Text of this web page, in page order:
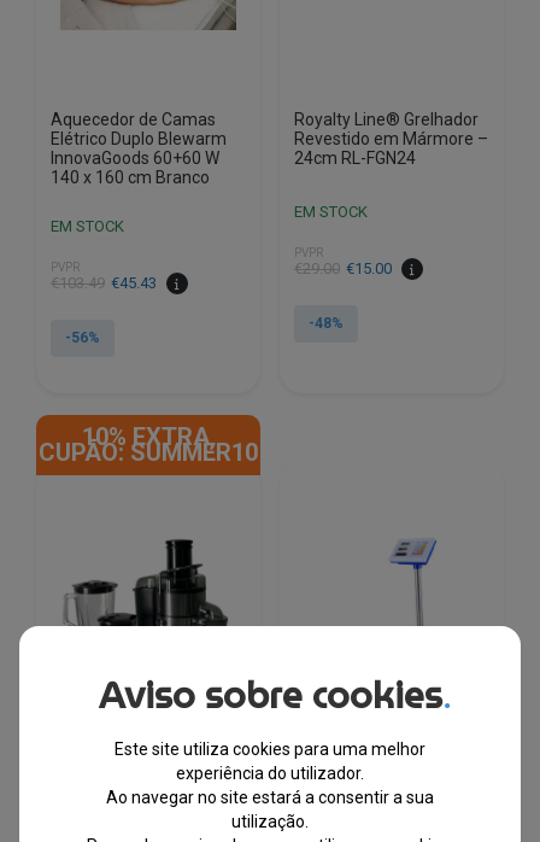
Aquecedor de Camas
Elétrico Duplo Blewarm
InnovaGoods 60+60 W
140 x 160 cm Branco
EM STOCK
PVPR
€103.49
O
original
€45.43
O
atual
-56%
Royalty Line® Grelhador
Revestido em Mármore –
24cm RL-FGN24
EM STOCK
PVPR
€29.00
O
original
€15.00
O
atual
-48%
10% EXTRA,
CUPÃO: SUMMER10
Eisenbach® HW-1508:
Processador de
Cenocco® CC-8004:
Balança de Plataforma
para Empresas
Aviso sobre cookies.
Este site utiliza cookies para uma melhor
experiência do utilizador.
Ao navegar no site estará a consentir a sua
utilização.